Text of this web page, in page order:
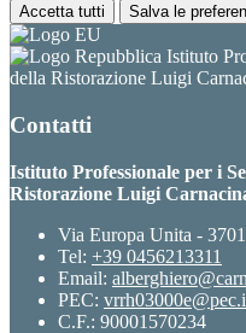
Accetta tutti Salva le
Istituto
della Ristorazione Luigi
Contatti
Istituto Professionale per i
Ristorazione Luigi
Via Europa Unita -
Tel: +39 0456213311
Email:
PEC:
C.F.: 90001570234